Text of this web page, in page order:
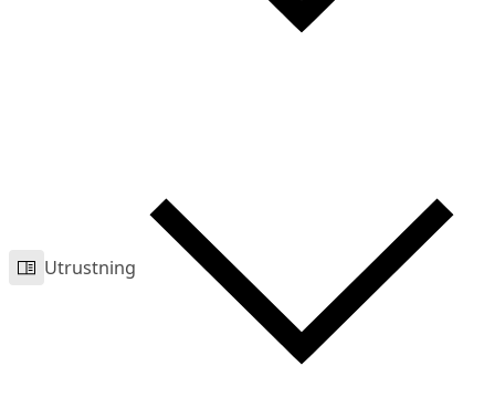
Utrustning